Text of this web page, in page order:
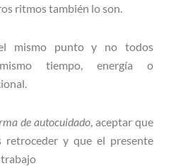
ritmos también lo son.
mismo punto y no todos
tiempo, energía o
de autocuidado, aceptar que
retroceder y que el presente
trabajo